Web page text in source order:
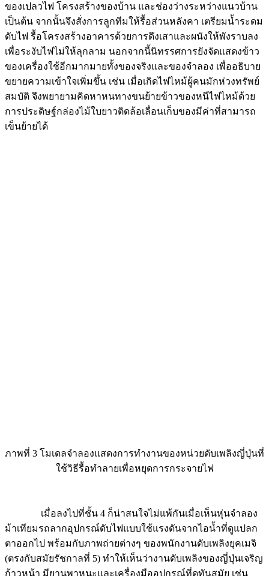
ของเปลวไฟ โครงสร้างของบ้าน และช่องว่างระหว่างแนวบ้าน
เป็นต้น จากนั้นจึงสั่งการลูกทีมให้รื้อส่วนหลังคา เตรียมน้ำระดม
ดับไฟ รื้อโครงสร้างอาคารด้วยการดึงเสาและผนังให้พังราบลง
เพื่อระงับไฟไม่ให้ลุกลาม นอกจากนี้นิทรรศการยังจัดแสดงข้าว
ของเครื่องใช้อีกมากมายทั้งของจริงและของจำลอง เพื่ออธิบาย
ขยายความเข้าใจเพิ่มขึ้น เช่น เมื่อเกิดไฟไหม้ผู้คนมักห่วงทรัพย์
สมบัติ จึงพยายามคิดหาหนทางขนย้ายข้าวของหนีไฟไหม้ด้วย
การประดิษฐ์กล่องไม้ใบยาวติดล้อเลื่อนเก็บของมีค่าที่สามารถ
เข็นย้ายได้
ภาพที่ 3 โมเดลจำลองแสดงการทำงานของหน่วยดับเพลิงญี่ปุ่นที่
ใช้วิธีรื้อทำลายเพื่อหยุดการกระจายไฟ
เมื่อลงไปที่ชั้น 4 ก็น่าสนใจไม่แพ้กันเมื่อเห็นหุ่นจำลอง
ม้าเทียมรถลากอุปกรณ์ดับไฟแบบใช้แรงดันจากไอน้ำที่ดูแปลก
ตาออกไป พร้อมกับภาพถ่ายต่างๆ ของพนักงานดับเพลิงยุคเมจิ
(ตรงกับสมัยรัชกาลที่ 5) ทำให้เห็นว่างานดับเพลิงของญี่ปุ่นเจริญ
ก้าวหน้า มียานพาหนะและเครื่องมืออุปกรณ์ที่ดูทันสมัย เช่น